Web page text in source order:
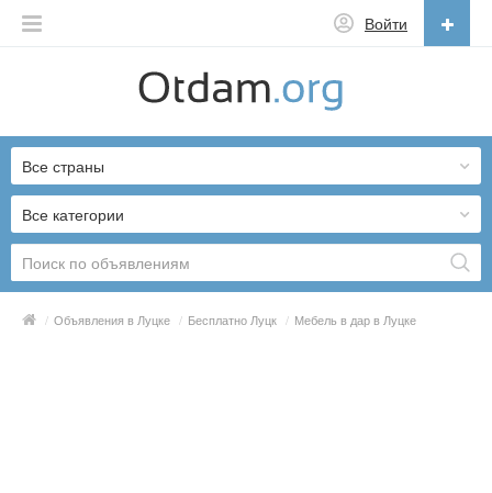
Войти
English
Русский
Українська
Все категории
Все страны
/ Объявления в Луцке / Бесплатно Луцк / Мебель в дар в Луцке